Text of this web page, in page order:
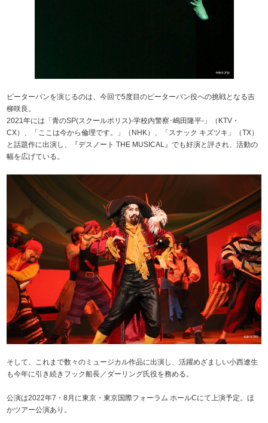
ピーターパンを演じるのは、今回で5度目のピーターパン役への挑戦となる吉
柳咲良。
2021年には「青のSP(スクールポリス)-学校内警察･嶋田隆平-」（KTV・
CX）、「ここは今から倫理です。」（NHK）、「スナック キズツキ」（TX）
と話題作に出演し、『デスノート THE MUSICAL』でも好演と評され、活動の
幅を広げている。
そして、これまで数々のミュージカル作品に出演し、活躍めざましい小西遼生
も今年に引き続きフック船長／ダーリング氏役を務める。
公演は2022年7・8月に東京・東京国際フォーラム ホールCにて上演予定。ほ
かツアー公演あり。